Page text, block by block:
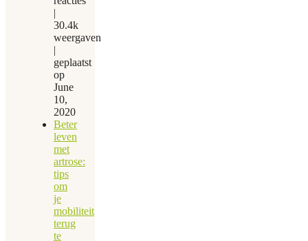
|
30.4k
weergaven
|
geplaatst
op
June
10,
2020
Beter
leven
met
artrose:
tips
om
je
mobiliteit
terug
te